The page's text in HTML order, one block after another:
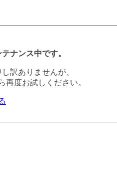
ナンス中です。
訳ありませんが、
再度お試しください。